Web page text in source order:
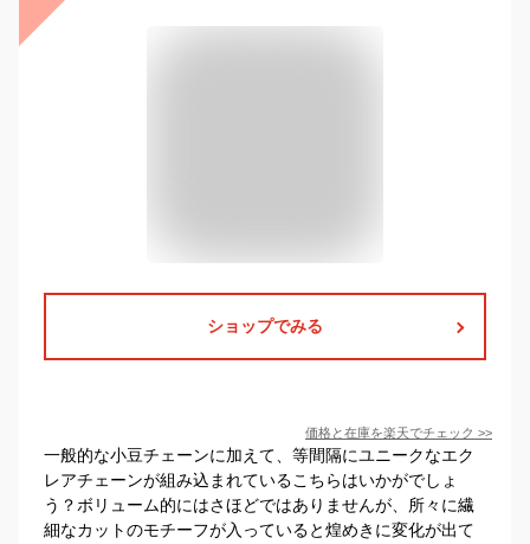
ショップでみる
価格と在庫を楽天でチェック >>
一般的な小豆チェーンに加えて、等間隔にユニークなエク
レアチェーンが組み込まれているこちらはいかがでしょ
う？ボリューム的にはさほどではありませんが、所々に繊
細なカットのモチーフが入っていると煌めきに変化が出て